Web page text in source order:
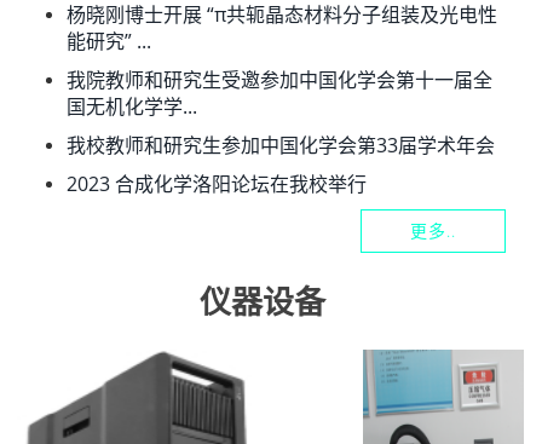
杨晓刚博士开展 “π共轭晶态材料分子组装及光电性
能研究” ...
我院教师和研究生受邀参加中国化学会第十一届全
国无机化学学...
我校教师和研究生参加中国化学会第33届学术年会
2023 合成化学洛阳论坛在我校举行
更多..
仪器设备